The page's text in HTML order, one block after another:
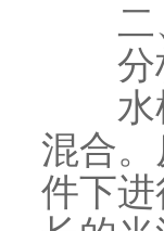
二、
分析
水样
混合
件下